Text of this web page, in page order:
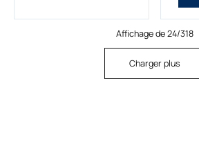
Affichage de 24/318
Charger plus